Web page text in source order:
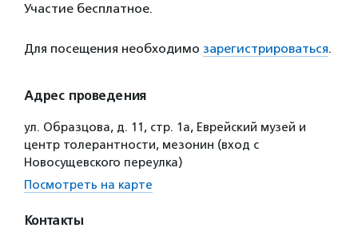
Участие бесплатное.
Для посещения необходимо зарегистрироваться.
Адрес проведения
ул. Образцова, д. 11, стр. 1а, Еврейский музей и
центр толерантности, мезонин (вход с
Новосущевского переулка)
Посмотреть на карте
Контакты